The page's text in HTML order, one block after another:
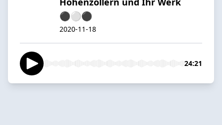
⚫️⚪️⚫️
2020-11-18
24:21